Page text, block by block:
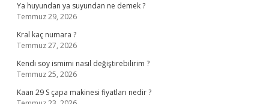
Ya huyundan ya suyundan ne demek ?
Temmuz 29, 2026
Kral kaç numara ?
Temmuz 27, 2026
Kendi soy ismimi nasıl değiştirebilirim ?
Temmuz 25, 2026
Kaan 29 S çapa makinesi fiyatları nedir ?